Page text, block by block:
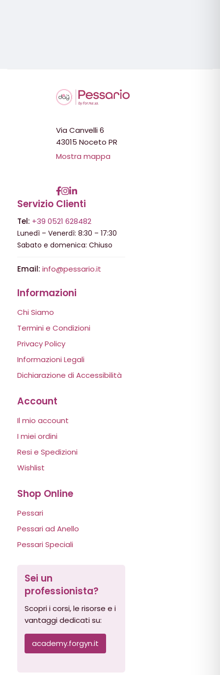
Via Canvelli 6
43015 Noceto PR
Mostra mappa
Servizio Clienti
Tel: +39 0521 628482
Lunedì – Venerdì: 8:30 – 17:30
Sabato e domenica: Chiuso
Email: info@pessario.it
Informazioni
Chi Siamo
Termini e Condizioni
Privacy Policy
Informazioni Legali
Dichiarazione di Accessibilità
Account
Il mio account
I miei ordini
Resi e Spedizioni
Wishlist
Shop Online
Pessari
Pessari ad Anello
Pessari Speciali
Sei un
professionista?
Scopri i corsi, le risorse e i
vantaggi dedicati su:
academy.forgyn.it